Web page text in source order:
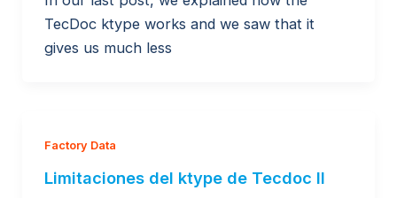
TecDoc ktype works and we saw that it
gives us much less
Factory Data
Limitaciones del ktype de Tecdoc II